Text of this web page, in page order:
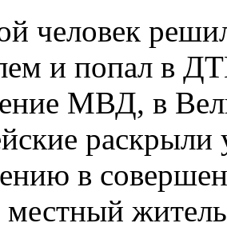
человек
и попал в
МВД, в
в
местный